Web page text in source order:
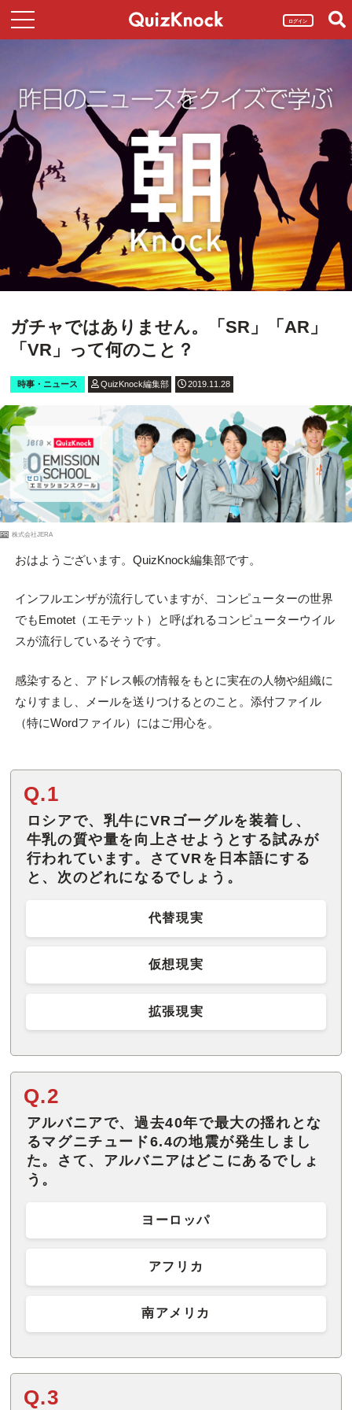
ログイン
ガチャではありません。「SR」「AR」
「VR」って何のこと？
時事・ニュース QuizKnock編集部 2019.11.28
PR 株式会社JERA
おはようございます。QuizKnock編集部です。
インフルエンザが流行していますが、コンピューターの世界
でもEmotet（エモテット）と呼ばれるコンピューターウイル
スが流行しているそうです。
感染すると、アドレス帳の情報をもとに実在の人物や組織に
なりすまし、メールを送りつけるとのこと。添付ファイル
（特にWordファイル）にはご用心を。
Q.1
ロシアで、乳牛にVRゴーグルを装着し、
牛乳の質や量を向上させようとする試みが
行われています。さてVRを日本語にする
と、次のどれになるでしょう。
代替現実
仮想現実
拡張現実
Q.2
アルバニアで、過去40年で最大の揺れとな
るマグニチュード6.4の地震が発生しまし
た。さて、アルバニアはどこにあるでしょ
う。
ヨーロッパ
アフリカ
南アメリカ
Q.3